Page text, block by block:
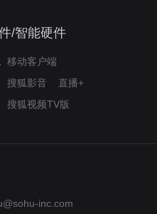
/智能硬件
移动客户端
搜狐影音
直播+
搜狐视频TV版
inc.com